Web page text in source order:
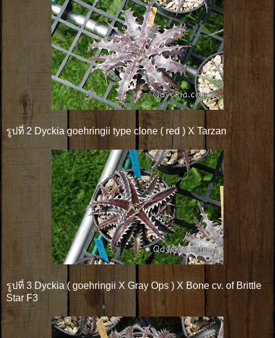
รูปที่ 2 Dyckia goehringii type clone ( red ) X Tarzan
รูปที่ 3 Dyckia ( goehringii X Gray Ops ) X Bone cv. of Brittle
Star F3